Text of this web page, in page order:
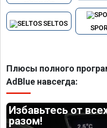
SELTOS
Плюсы полного
AdBlue навсегда:
Избавьтесь от
разом!